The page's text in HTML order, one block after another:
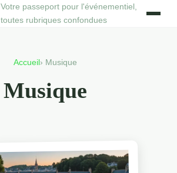
Votre passeport pour l'événementiel,
toutes rubriques confondues
Accueil › Musique
Musique